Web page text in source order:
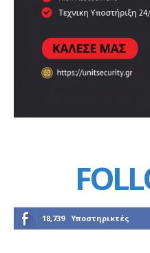
18,739 Υποστηρικτές